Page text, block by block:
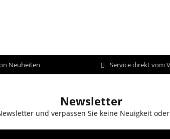
Neuheiten Service direkt vom
Newsletter
und verpassen Sie keine Neuigkeit